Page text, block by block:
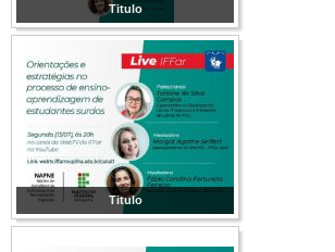
Titulo
Titulo